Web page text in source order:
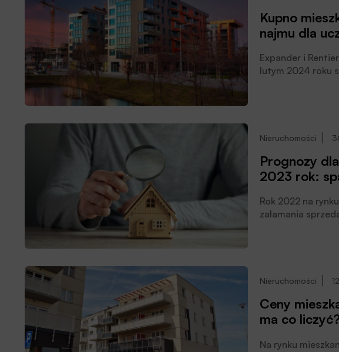
Kupno
najmu dla
Expander i
lutym 2024 roku
Nieruchomości
Prognozy
2023 rok:
Rok 2022 na
załamania
Nieruchomości
Ceny
ma co
Na rynku